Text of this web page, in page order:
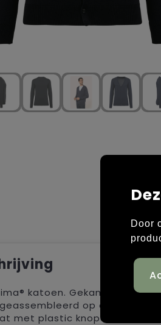
katoen. Gekamd
op de
met plastic knopen. Ton-sur-
Door